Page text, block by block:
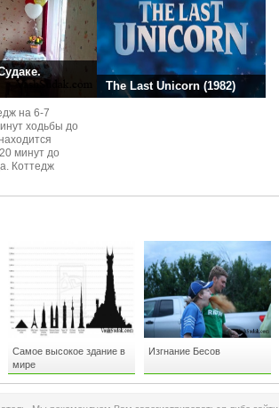
на 6-7
ходьбы до
минут до
Коттедж
The Last Unicorn (1982)
Самое высокое здание в
мире
Изгнание Бесов